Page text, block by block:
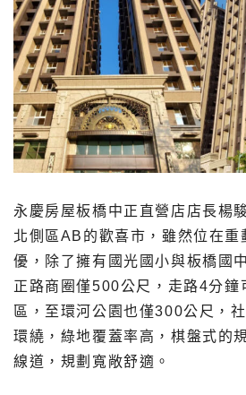
永慶房屋板橋中正直營店店長楊
北側區AB的歡喜市，雖然位在重
優，除了擁有國光國小與板橋國
正路商圈僅500公尺，走路4分鐘
區，至環河公園也僅300公尺，
環繞，綠地覆蓋率高，棋盤式的
線道，規劃寬敞舒適。